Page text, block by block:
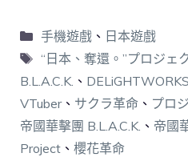
手機遊戲、 日本遊戲
“日本、奪還。”プロジェ
B.L.A.C.K. 、 DELiGHTWORKS
VTuber、 サクラ革命 、 プロ
帝國華擊團 B.L.A.C.K. 、 帝國
Project 、 櫻花革命